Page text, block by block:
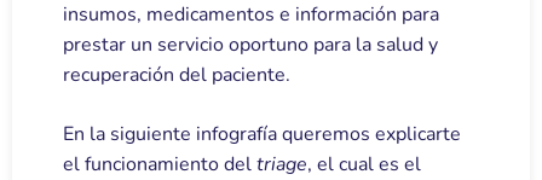
insumos, medicamentos e información para
prestar un servicio oportuno para la salud y
recuperación del paciente.
En la siguiente infografía queremos explicarte
el funcionamiento deltriage, el cual es el